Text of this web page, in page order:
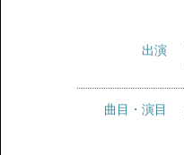
出演
曲目・演目